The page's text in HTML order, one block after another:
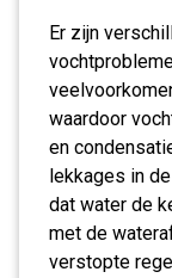
Er zijn
waardoor
en
lekkages in
dat water de
met de
verstopte